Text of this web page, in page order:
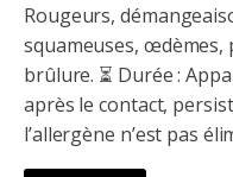
Rougeurs,
squameuses, œdèmes,
brûlure. ⏳ Durée :
après le contact,
l’allergène n’est pas